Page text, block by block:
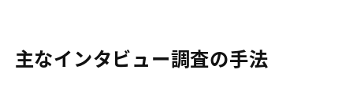
主なインタビュー調査の手法